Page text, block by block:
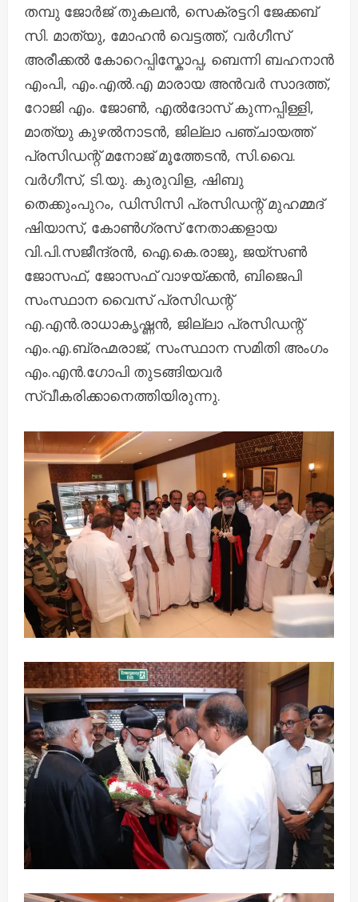
തമ്പു ജോർജ് തുകലൻ, സെക്രട്ടറി ജേക്കബ്
സി. മാത്യു, മോഹൻ വെട്ടത്ത്, വർഗീസ്
അരീക്കൽ കോറെപ്പിസ്കോപ്പ, ബെന്നി ബഹനാൻ
എംപി, എം.എൽ.എ മാരായ അൻവർ സാദത്ത്,
റോജി എം. ജോൺ, എൽദോസ് കുന്നപ്പിള്ളി,
മാത്യു കുഴൽനാടൻ, ജില്ലാ പഞ്ചായത്ത്
പ്രസിഡന്റ് മനോജ് മൂത്തേടൻ, സി.വൈ.
വർഗീസ്, ടി.യു. കുരുവിള, ഷിബു
തെക്കുംപുറം, ഡിസിസി പ്രസിഡന്റ് മുഹമ്മദ്
ഷിയാസ്, കോൺഗ്രസ് നേതാക്കളായ
വി.പി.സജീന്ദ്രൻ, ഐ.കെ.രാജു, ജയ്സൺ
ജോസഫ്, ജോസഫ് വാഴയ്ക്കൻ, ബിജെപി
സംസ്ഥാന വൈസ് പ്രസിഡന്റ്
എ.എൻ.രാധാകൃഷ്ണൻ, ജില്ലാ പ്രസിഡന്റ്
എം.എ.ബ്രഹ്മരാജ്, സംസ്ഥാന സമിതി അംഗം
എം.എൻ.ഗോപി തുടങ്ങിയവർ
സ്വീകരിക്കാനെത്തിയിരുന്നു.